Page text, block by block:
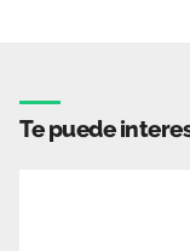
Te puede